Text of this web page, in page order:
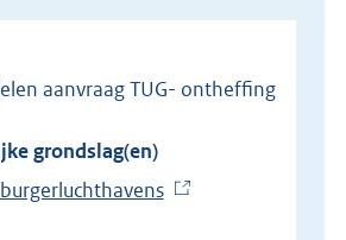
aanvraag TUG- ontheffing
grondslag(en)
(